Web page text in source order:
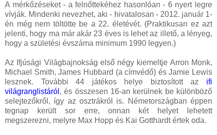
A mérkőzéseket - a felnőttekéhez hasonlóan - 6 nyert legre
vívják. Mindenki nevezhet, aki - hivatalosan - 2012. január 1-
én még nem töltötte be a 22. életévét. (Praktikusan ez azt
jelenti, hogy ma már akár 23 éves is lehet az illető, a lényeg,
hogy a születési évszáma minimum 1990 legyen.)
Az Ifjúsági Világbajnokság első négy kiemeltje Arron Monk,
Michael Smith, James Hubbard (a címvédő) és Jamie Lewis
lesznek. További 44 játékos helye biztosított az ifi
világranglistáról , és összesen 16-an kerülnek be különböző
selejtezőkről, így az osztrákról is. Németországban éppen
tegnap került sor erre, onnan két helyet lehetett
megszerezni, melyre Max Hopp és Kai Gotthardt értek oda.